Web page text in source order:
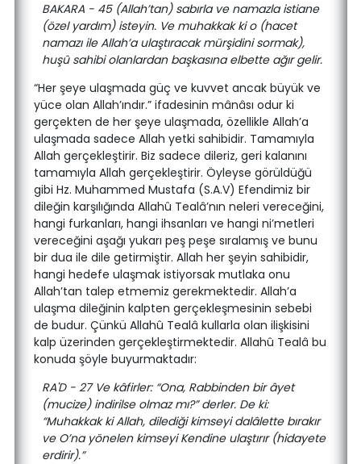
BAKARA - 45 (Allah’tan) sabırla ve namazla istiane
(özel yardım) isteyin. Ve muhakkak ki o (hacet
namazı ile Allah’a ulaştıracak mürşidini sormak),
huşû sahibi olanlardan başkasına elbette ağır gelir.
“Her şeye ulaşmada güç ve kuvvet ancak büyük ve
yüce olan Allah’ındır.” ifadesinin mânâsı odur ki
gerçekten de her şeye ulaşmada, özellikle Allah’a
ulaşmada sadece Allah yetki sahibidir. Tamamıyla
Allah gerçekleştirir. Biz sadece dileriz, geri kalanını
tamamıyla Allah gerçekleştirir. Öyleyse görüldüğü
gibi Hz. Muhammed Mustafa (S.A.V) Efendimiz bir
dileğin karşılığında Allahû Tealâ’nın neleri vereceğini,
hangi furkanları, hangi ihsanları ve hangi ni’metleri
vereceğini aşağı yukarı peş peşe sıralamış ve bunu
bir dua ile dile getirmiştir. Allah her şeyin sahibidir,
hangi hedefe ulaşmak istiyorsak mutlaka onu
Allah’tan talep etmemiz gerekmektedir. Allah’a
ulaşma dileğinin kalpten gerçekleşmesinin sebebi
de budur. Çünkü Allahû Tealâ kullarla olan ilişkisini
kalp üzerinden gerçekleştirmektedir. Allahû Tealâ bu
konuda şöyle buyurmaktadır:
RA'D - 27 Ve kâfirler: “Ona, Rabbinden bir âyet
(mucize) indirilse olmaz mı?” derler. De ki:
“Muhakkak ki Allah, dilediği kimseyi dalâlette bırakır
ve O’na yönelen kimseyi Kendine ulaştırır (hidayete
erdirir).”